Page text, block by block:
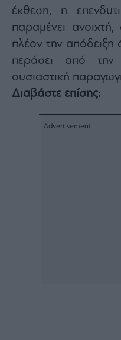
έκθεση, η
παραμένει
πλέον την απόδειξη
περάσει από
ουσιαστική
Διαβάστε επίσης: